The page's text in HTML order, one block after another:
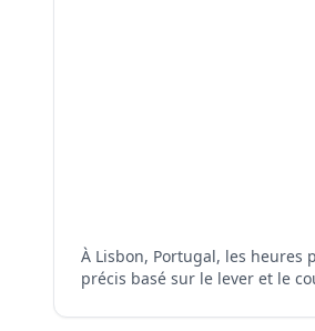
À Lisbon, Portugal, les heures
précis basé sur le lever et le